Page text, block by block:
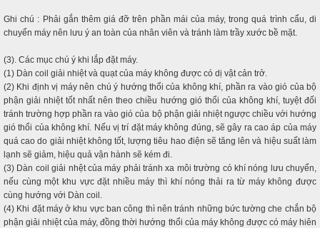
Ghi chú : Phải gắn thêm giá đỡ trên phần mái của máy, trong quá trình cẩu, di
chuyển máy nên lưu ý an toàn của nhân viên và tránh làm trầy xước bề mặt.
(3). Các mục chú ý khi lắp đặt máy.
(1) Dàn coil giải nhiệt và quạt của máy không được có dị vật cản trở.
(2) Khi định vị máy nên chú ý hướng thổi của không khí, phần ra vào gió của bộ
phận giải nhiệt tốt nhất nên theo chiều hướng gió thổi của không khí, tuyệt đối
tránh trường hợp phần ra vào gió của bộ phận giải nhiệt ngược chiều với hướng
gió thổi của không khí. Nếu vị trí đặt máy không đúng, sẽ gây ra cao áp của máy
quá cao do giải nhiệt không tốt, lượng tiêu hao điện sẽ tăng lên và hiệu suất làm
lạnh sẽ giảm, hiệu quả vận hành sẽ kém đi.
(3) Dàn coil giải nhệt của máy phải tránh xa môi trường có khí nóng lưu chuyển,
nếu cùng một khu vực đặt nhiều máy thì khí nóng thải ra từ máy không được
cùng hướng với Dàn coil.
(4) Khi đặt máy ở khu vực ban công thì nên tránh những bức tường che chắn bộ
phận giải nhiệt của máy, đồng thời hướng thổi của máy không được có máy hiên